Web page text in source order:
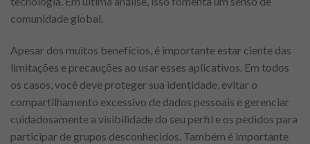
comunidade global.
Apesar dos muitos benefícios, é importante estar ciente das
limitações e precauções ao usar esses aplicativos. Em todos
os casos, você deve proteger sua identidade, evitar o
compartilhamento excessivo de dados pessoais e gerenciar
cuidadosamente a visibilidade do seu perfil e os pedidos para
participar de grupos desconhecidos. Também é importante